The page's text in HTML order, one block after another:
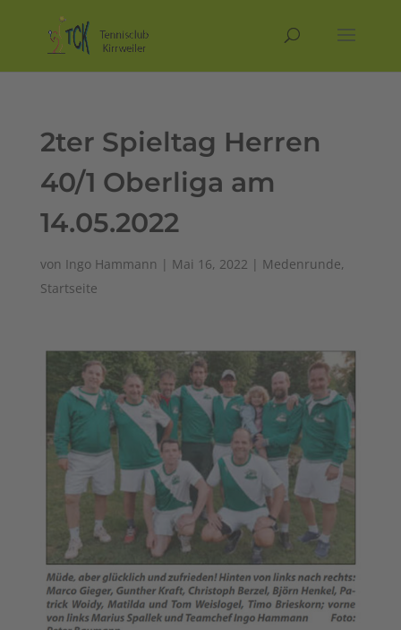
2ter Spieltag Herren
40/1 Oberliga am
14.05.2022
von Ingo Hammann | Mai 16, 2022 | Medenrunde,
Startseite